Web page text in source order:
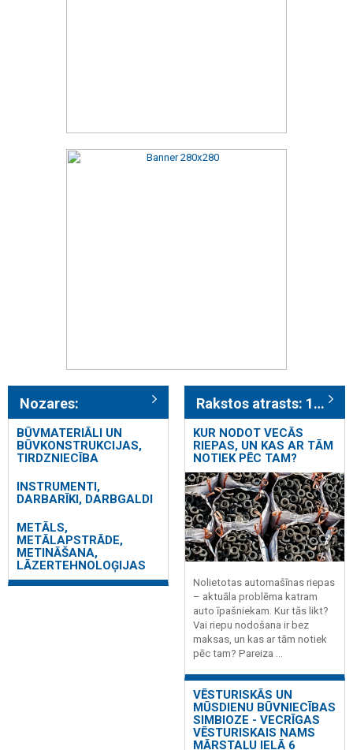
Nozares:
BŪVMATERIĀLI UN
BŪVKONSTRUKCIJAS,
TIRDZNIECĪBA
INSTRUMENTI,
DARBARĪKI, DARBGALDI
METĀLS,
METĀLAPSTRĀDE,
METINĀŠANA,
LĀZERTEHNOLOĢIJAS
Rakstos atrasts: 187
KUR NODOT VECĀS
RIEPAS, UN KAS AR TĀM
NOTIEK PĒC TAM?
Nolietotas automašīnas riepas
– aktuāla problēma katram
auto īpašniekam. Kur tās likt?
Vai riepu nodošana ir bez
maksas, un kas ar tām notiek
pēc tam? Pareiza ...
VĒSTURISKĀS UN
MŪSDIENU BŪVNIECĪBAS
SIMBIOZE - VECRĪGAS
VĒSTURISKAIS NAMS
MĀRSTAĻU IELĀ 6